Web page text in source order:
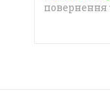
повернення